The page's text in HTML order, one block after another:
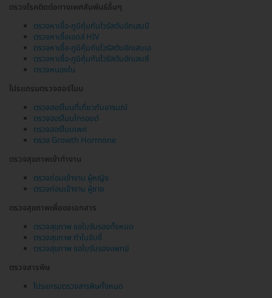
ตรวจโรคติดต่อทางเพศสัมพันธ์อื่นๆ
ตรวจหาเชื้อ-ภูมิคุ้มกันไวรัสตับอักเสบบี
ตรวจหาเชื้อเอดส์ HIV
ตรวจหาเชื้อ-ภูมิคุ้มกันไวรัสตับอักเสบเอ
ตรวจหาเชื้อ-ภูมิคุ้มกันไวรัสตับอักเสบซี
ตรวจหนองใน
โปรแกรมตรวจฮอร์โมน
ตรวจฮอร์โมนที่เกี่ยวกับอารมณ์
ตรวจฮอร์โมนไทรอยด์
ตรวจฮอร์โมนเพศ
ตรวจ Growth Hormone
ตรวจสุขภาพเข้าทำงาน
ตรวจก่อนเข้างาน ผู้หญิง
ตรวจก่อนเข้างาน ผู้ชาย
ตรวจสุขภาพเพื่อขอเอกสาร
ตรวจสุขภาพ ขอใบรับรองทั้งหมด
ตรวจสุขภาพ ทำใบขับขี่
ตรวจสุขภาพ ขอใบรับรองแพทย์
ตรวจสารพิษ
โปรแกรมตรวจสารพิษทั้งหมด